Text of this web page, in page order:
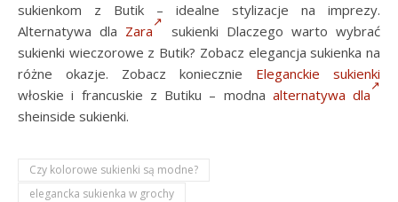
sukienkom z Butik – idealne stylizacje na imprezy.
Alternatywa dla Zara
sukienki Dlaczego warto wybrać
sukienki wieczorowe z Butik? Zobacz elegancja sukienka na
różne okazje. Zobacz koniecznie Eleganckie sukienki
włoskie i francuskie z Butiku – modna alternatywa dla
sheinside sukienki.
Czy kolorowe sukienki są modne?
elegancka sukienka w grochy